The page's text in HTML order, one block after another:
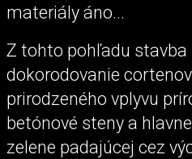
materiály áno...
Z tohto pohľadu stavba
dokorodovanie
prirodzeného vplyvu
betónové steny a
zelene padajúcej cez